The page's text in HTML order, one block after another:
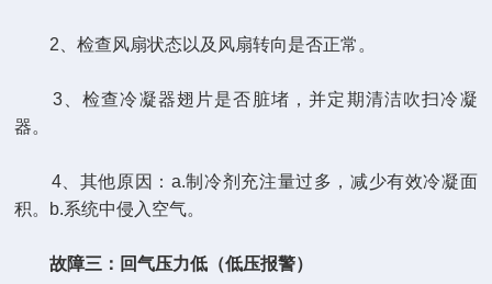
2、检查风扇状态以及风扇转向是否正常。
3、检查冷凝器翅片是否脏堵，并定期清洁吹扫冷凝
器。
4、其他原因：a.制冷剂充注量过多，减少有效冷凝面
积。b.系统中侵入空气。
故障三：回气压力低（低压报警）